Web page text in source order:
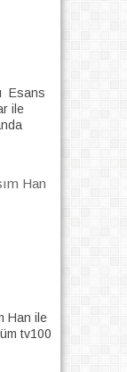
Esans
ile
Han
Han ile
tv100